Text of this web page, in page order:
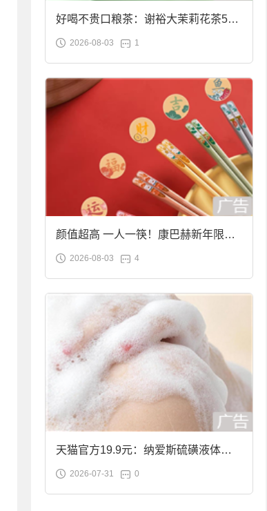
好喝不贵口粮茶：谢裕大茉莉花茶50g
袋装9.9元到手
2026-08-03 1
颜值超高 一人一筷！康巴赫新年限定
合金筷子大促：19.9元
2026-08-03 4
天猫官方19.9元：纳爱斯硫磺液体香
皂2斤大促
2026-07-31 0